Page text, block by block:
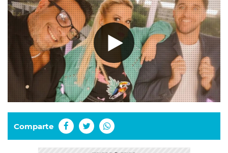
Comparte